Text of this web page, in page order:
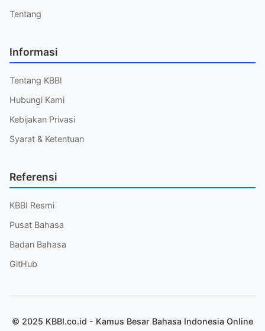
Tentang
Informasi
Tentang KBBI
Hubungi Kami
Kebijakan Privasi
Syarat & Ketentuan
Referensi
KBBI Resmi
Pusat Bahasa
Badan Bahasa
GitHub
© 2025 KBBI.co.id - Kamus Besar Bahasa Indonesia Online